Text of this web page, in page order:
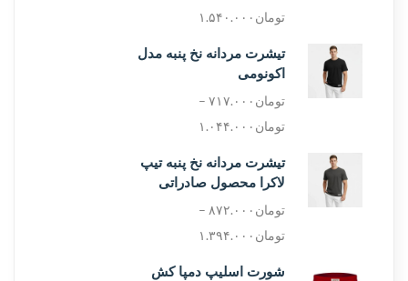
تومان ۱.۵۴۰.۰۰۰
تیشرت مردانه نخ پنبه مدل
اکونومی
تومان ۷۱۷.۰۰۰ –
تومان ۱.۰۴۴.۰۰۰
تیشرت مردانه نخ پنبه تیپ
لاکرا محصول صادراتی
تومان ۸۷۲.۰۰۰ –
تومان ۱.۳۹۴.۰۰۰
شورت اسلیپ دمپا کش